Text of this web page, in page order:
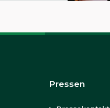
Pressen